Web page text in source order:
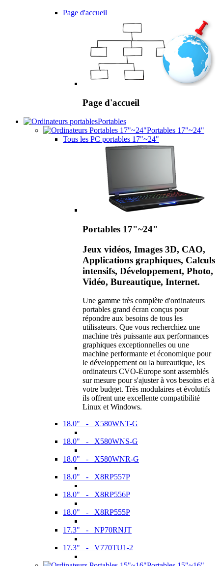
Page d'accueil
Page d'accueil
Portables
Portables 17"~24"
Tous les PC portables 17"~24"
Portables 17"~24"
Jeux vidéos, Images 3D, CAO,
Applications graphiques, Calculs
intensifs, Développement, Photo,
Vidéo, Bureautique, Internet.
Une gamme très complète d'ordinateurs
portables grand écran conçus pour
répondre aux besoins de tous les
utilisateurs. Que vous recherchiez une
machine très puissante aux performances
graphiques exceptionnelles ou une
machine performante et économique pour
le développement ou la bureautique, les
ordinateurs CVO-Europe sont assemblés
sur mesure pour s'ajuster à vos besoins et à
votre budget. Très modulaires et évolutifs
ils offrent une excellente compatibilité
Linux et Windows.
18.0" - X580WNT-G
18.0" - X580WNS-G
18.0" - X580WNR-G
18.0" - X8RP557P
18.0" - X8RP556P
18.0" - X8RP555P
17.3" - NP70RNJT
17.3" - V770TU1-2